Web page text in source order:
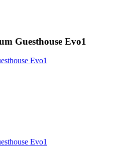
Guesthouse Evo1
Evo1
Evo1